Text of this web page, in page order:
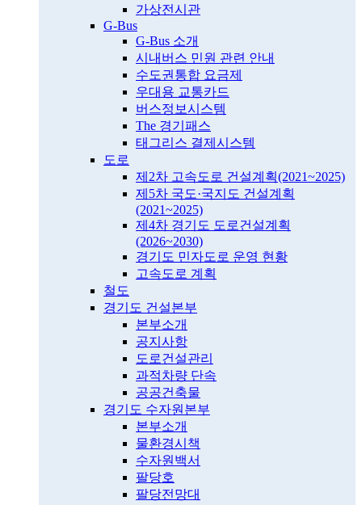
가상전시관
G-Bus
G-Bus 소개
시내버스 민원 관련 안내
수도권통합 요금제
우대용 교통카드
버스정보시스템
The 경기패스
태그리스 결제시스템
도로
제2차 고속도로 건설계획(2021~2025)
제5차 국도·국지도 건설계획
(2021~2025)
제4차 경기도 도로건설계획
(2026~2030)
경기도 민자도로 운영 현황
고속도로 계획
철도
경기도 건설본부
본부소개
공지사항
도로건설관리
과적차량 단속
공공건축물
경기도 수자원본부
본부소개
물환경시책
수자원백서
팔당호
팔당전망대